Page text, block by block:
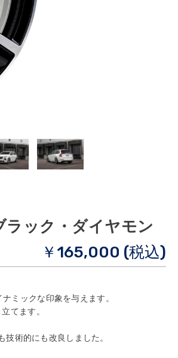
ック・ダイヤモン
￥165,000 (税込)
ミックな印象を与えます。
てます。
術的にも改良しました。